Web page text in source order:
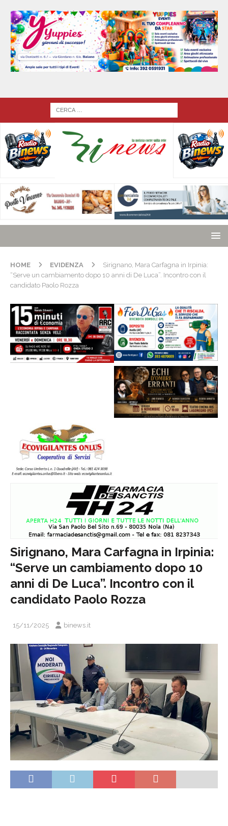
HOME EVIDENZA
Sirignano, Mara Carfagna in Irpinia:
“Serve un cambiamento dopo 10 anni di De Luca”. Incontro con il
candidato Paolo Rozza
Sirignano, Mara Carfagna in Irpinia:
“Serve un cambiamento dopo 10
anni di De Luca”. Incontro con il
candidato Paolo Rozza
15/11/2025 binews.it